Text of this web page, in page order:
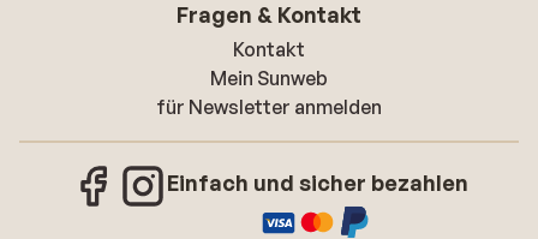
Fragen & Kontakt
Kontakt
Mein Sunweb
für Newsletter anmelden
Einfach und sicher bezahlen